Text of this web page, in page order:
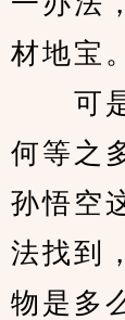
材地宝
可是
何等之
孙悟空
法找到
物是多